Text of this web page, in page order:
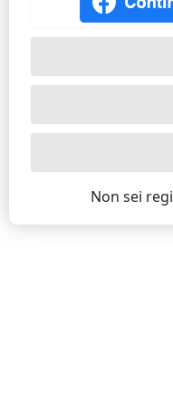
Non sei